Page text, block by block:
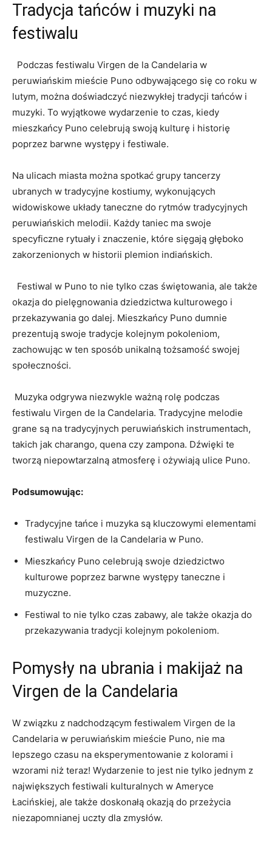
Tradycja tańców i muzyki ⁣na
festiwalu
​ ⁢ ‌Podczas festiwalu Virgen de‍ la Candelaria w
peruwiańskim ‌mieście Puno odbywającego się ‍co⁤ roku w
lutym, ⁣można doświadczyć​ niezwykłej tradycji tańców i
muzyki. To wyjątkowe wydarzenie to czas, ‌kiedy⁢
mieszkańcy Puno celebrują swoją kulturę i historię
poprzez barwne występy i festiwale.
Na ulicach miasta można⁢ spotkać grupy tancerzy
ubranych w​ tradycyjne kostiumy, wykonujących
widowiskowe układy taneczne do rytmów‍ tradycyjnych
peruwiańskich melodii. ⁤Każdy taniec ma swoje
specyficzne rytuały i znaczenie, które sięgają głęboko
zakorzenionych w‌ historii plemion indiańskich.
‌ ⁤ Festiwal w Puno to ‌nie tylko czas ⁣świętowania, ale także
okazja do pielęgnowania dziedzictwa ⁤kulturowego i
przekazywania go dalej. Mieszkańcy ⁢Puno dumnie​
prezentują swoje tradycje kolejnym‍ pokoleniom,
zachowując w⁤ ten sposób unikalną tożsamość⁤ swojej ​
społeczności.
‍ ⁢Muzyka odgrywa niezwykle ważną rolę podczas
⁤festiwalu Virgen de la⁣ Candelaria. Tradycyjne melodie
grane są na tradycyjnych⁣ peruwiańskich ‍instrumentach,
‌takich jak charango, ‌quena czy ‍zampona. Dźwięki te
tworzą niepowtarzalną atmosferę i ożywiają ulice Puno.
Podsumowując:
Tradycyjne‌ tańce i muzyka są kluczowymi ​elementami
festiwalu Virgen de la ⁢Candelaria w ⁣Puno.
Mieszkańcy ‌Puno celebrują swoje⁢ dziedzictwo
kulturowe ‍poprzez barwne występy taneczne ⁢i
muzyczne.
Festiwal to⁢ nie tylko‌ czas zabawy,⁤ ale także okazja do⁤
przekazywania tradycji⁣ kolejnym pokoleniom.
Pomysły na ubrania i makijaż na⁤
Virgen ‌de la Candelaria
W⁢ związku‍ z ⁤nadchodzącym festiwalem Virgen de ‍la
⁣Candelaria w peruwiańskim mieście Puno, nie ma
lepszego czasu na eksperymentowanie⁤ z kolorami i
wzorami niż teraz!​ Wydarzenie to jest ⁣nie tylko jednym⁣ z
największych⁣ festiwali kulturalnych w Ameryce
Łacińskiej, ale także doskonałą okazją do ‍przeżycia
niezapomnianej uczty dla zmysłów.